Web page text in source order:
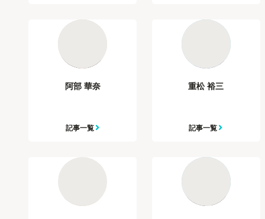
阿部 華奈
記事一覧
重松 裕三
記事一覧